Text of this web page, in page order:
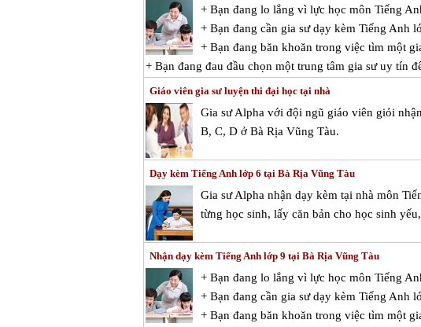
+ Bạn đang lo lắng vì lực học môn Tiếng
+ Bạn đang cần gia sư dạy kèm Tiếng Anh
+ Bạn đang băn khoăn trong việc tìm một
+ Bạn đang đau đầu chọn một trung tâm gia sư uy tín
Giáo viên gia sư luyện thi đại học tại nhà
Gia sư Alpha với đội ngũ giáo viên giỏi
B, C, D ở Bà Rịa Vũng Tàu.
Dạy kèm Tiếng Anh lớp 6 tại Bà Rịa Vũng Tàu
Gia sư Alpha nhận dạy kèm tại nhà môn
từng học sinh, lấy căn bản cho học sinh
Nhận dạy kèm Tiếng Anh lớp 9 tại Bà Rịa Vũng Tàu
+ Bạn đang lo lắng vì lực học môn Tiếng
+ Bạn đang cần gia sư dạy kèm Tiếng Anh
+ Bạn đang băn khoăn trong việc tìm một